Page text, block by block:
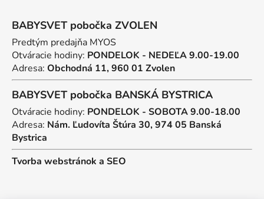
BABYSVET pobočka ZVOLEN
Predtým predajňa MYOS
Otváracie hodiny: PONDELOK - NEDEĽA 9.00-19.00
Adresa: Obchodná 11, 960 01 Zvolen
BABYSVET pobočka BANSKÁ BYSTRICA
Otváracie hodiny: PONDELOK - SOBOTA 9.00-18.00
Adresa: Nám. Ľudovíta Štúra 30, 974 05 Banská
Bystrica
Tvorba webstránok a SEO